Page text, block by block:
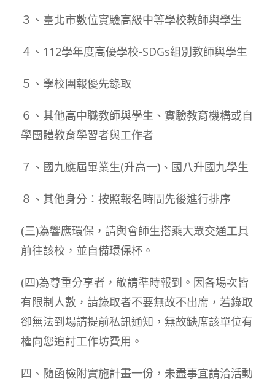
３、臺北市數位實驗高級中等學校教師與學生
４、112學年度高優學校-SDGs組別教師與學生
５、學校團報優先錄取
６、其他高中職教師與學生、實驗教育機構或自
學團體教育學習者與工作者
７、國九應屆畢業生(升高一)、國八升國九學生
８、其他身分：按照報名時間先後進行排序
(三)為響應環保，請與會師生搭乘大眾交通工具
前往該校，並自備環保杯。
(四)為尊重分享者，敬請準時報到。因各場次皆
有限制人數，請錄取者不要無故不出席，若錄取
卻無法到場請提前私訊通知，無故缺席該單位有
權向您追討工作坊費用。
四、隨函檢附實施計畫一份，未盡事宜請洽活動